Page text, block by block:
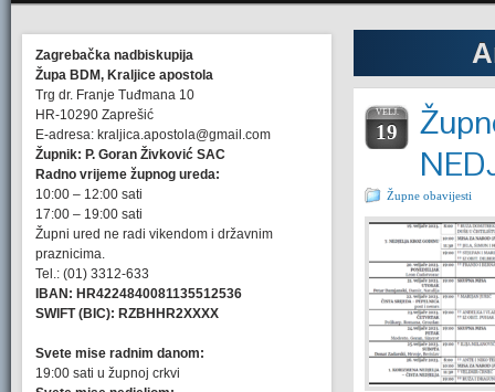
Zagrebačka nadbiskupija
Župa BDM, Kraljice apostola
Trg dr. Franje Tuđmana 10
HR-10290 Zaprešić
E-adresa: kraljica.apostola@gmail.com
Župnik: P. Goran Živković SAC
Radno vrijeme župnog ureda:
10:00 – 12:00 sati
17:00 – 19:00 sati
Župni ured ne radi vikendom i državnim
praznicima.
Tel.: (01) 3312-633
IBAN: HR4224840081135512536
SWIFT (BIC): RZBHHR2XXXX
Svete mise radnim danom:
19:00 sati u župnoj crkvi
VELJ.
19
Župne obavijesti